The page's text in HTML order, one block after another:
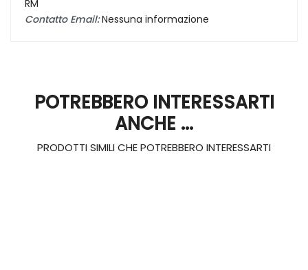
RM
Contatto Email:Nessuna informazione
POTREBBERO INTERESSARTI
ANCHE ...
PRODOTTI SIMILI CHE POTREBBERO INTERESSARTI